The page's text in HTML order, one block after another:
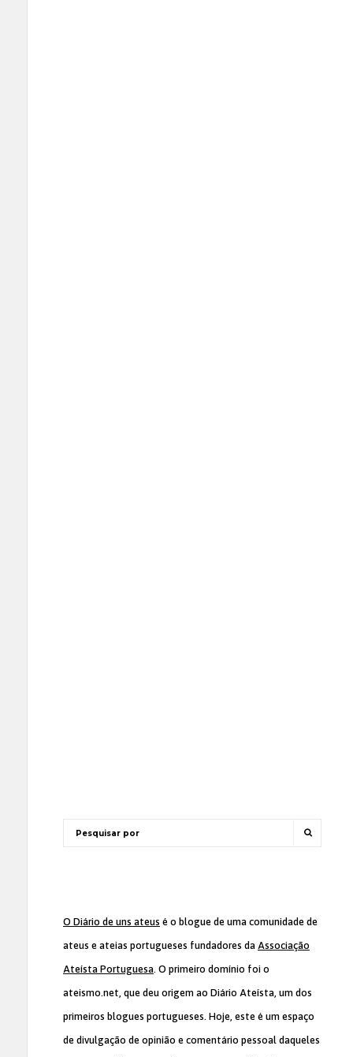
O Diário de uns ateus é o blogue de uma comunidade de
ateus e ateias portugueses fundadores da Associação
Ateísta Portuguesa. O primeiro domínio foi o
ateismo.net, que deu origem ao Diário Ateísta, um dos
primeiros blogues portugueses. Hoje, este é um espaço
de divulgação de opinião e comentário pessoal daqueles